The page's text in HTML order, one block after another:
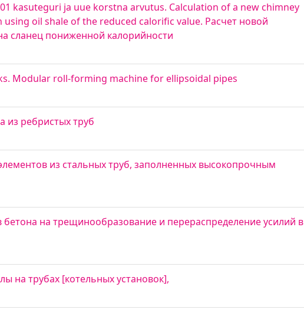
kasuteguri ja uue korstna arvutus. Calculation of a new chimney
oil shale of the reduced calorific value. Расчет новой
сланец пониженной калорийности
Modular roll-forming machine for ellipsoidal pipes
из ребристых труб
из стальных труб, заполненных высокопрочным
на трещинообразование и перераспределение усилий в
на трубах [котельных установок],